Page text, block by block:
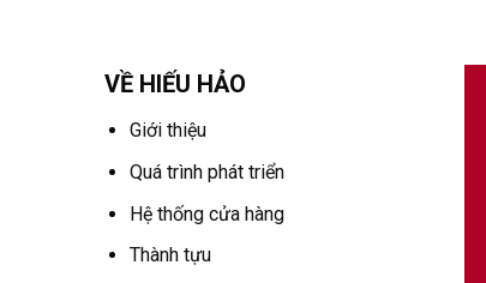
VỀ HIẾU HẢO
Giới thiệu
Quá trình phát triển
Hệ thống cửa hàng
Thành tựu